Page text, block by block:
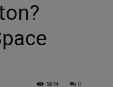
0
5874